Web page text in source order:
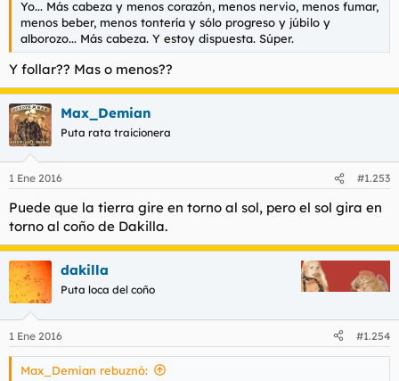
Yo... Más cabeza y menos corazón, menos nervio, menos fumar,
menos beber, menos tontería y sólo progreso y júbilo y
alborozo... Más cabeza. Y estoy dispuesta. Súper.
Y follar?? Mas o menos??
Max_Demian
Puta rata traicionera
1 Ene 2016 #1.253
Puede que la tierra gire en torno al sol, pero el sol gira en
torno al coño de Dakilla.
dakilla
Puta loca del coño
1 Ene 2016 #1.254
Max_Demian rebuznó: